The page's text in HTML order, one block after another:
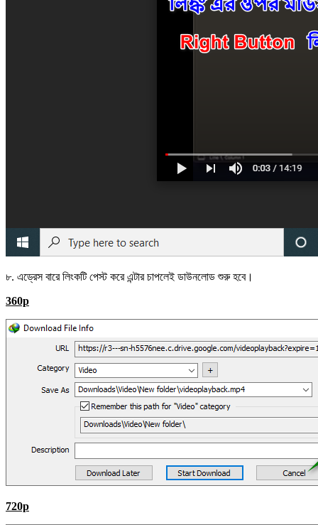
৮. এড্রেস বারে লিংকটি পেস্ট করে এন্টার চাপলেই ডাউনলোড শুরু হবে।
360p
720p